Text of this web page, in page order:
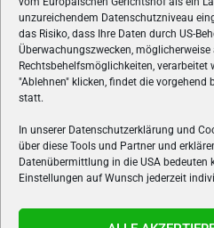
unzureichendem Datenschutzniveau
das Risiko, dass Ihre Daten durch US-
Überwachungszwecken, möglicherweise
Rechtsbehelfsmöglichkeiten, verarbeitet
"Ablehnen" klicken, findet die
statt.
In unserer Datenschutzerklärung und
über diese Tools und Partner und
Datenübermittlung in die USA bedeuten
Einstellungen auf Wunsch jederzeit
VON GAMERN, FÜR GAMER!
Spielemagazin Österreichs und
Reviews und Videos zu PC-
Hardware und aus der
FOLGE